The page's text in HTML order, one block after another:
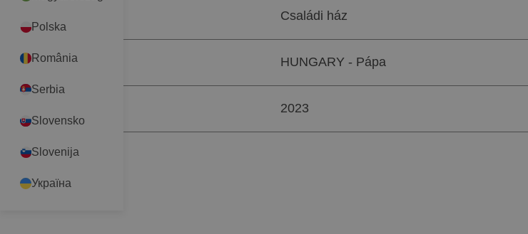
Családi ház
HELYSZÍN HUNGARY - Pápa
2023
Polska
România
Serbia
Slovensko
Slovenija
Україна